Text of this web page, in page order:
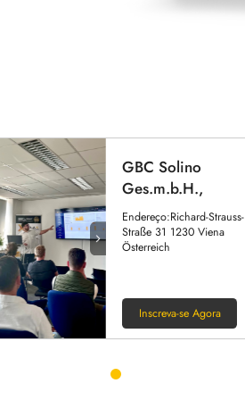
GBC Solino
Ges.m.b.H.,
Endereço:Richard-Strauss-
Straße 31 1230 Viena
Österreich
Inscreva-se Agora